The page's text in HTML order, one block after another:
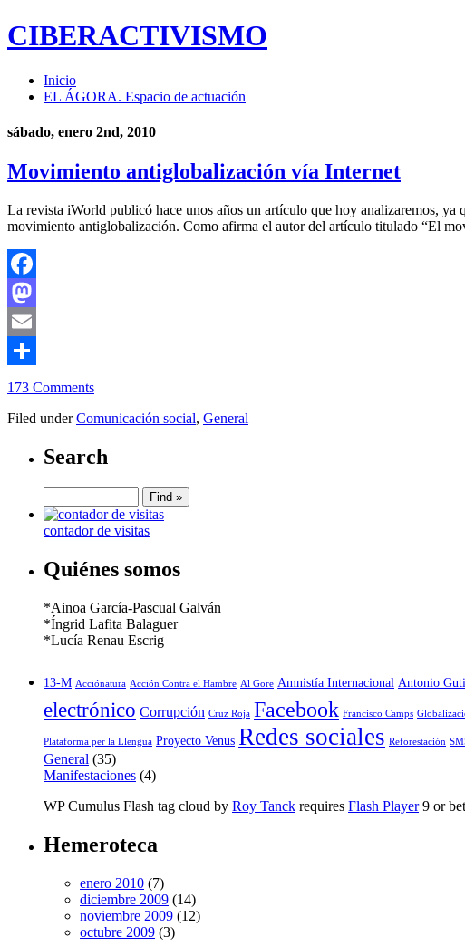
CIBERACTIVISMO
Inicio
EL ÁGORA. Espacio de actuación
sábado, enero 2nd, 2010
Movimiento antiglobalización vía Internet
La revista iWorld publicó hace unos años un artículo que hoy analizaremos, ya
movimiento antiglobalización. Como afirma el autor del artículo titulado “El
Facebook
Mastodon
Email
Compartir
173 Comments
Filed underComunicación social, General
Search
contador de visitas
Quiénes somos
*Ainoa García-Pascual Galván
*Íngrid Lafita Balaguer
*Lucía Renau Escrig
13-M Acciónatura Acción Contra el Hambre Al Gore Amnistía Internacional Antonio
electrónico Corrupción Cruz Roja Facebook Francisco Camps
Plataforma per la Llengua Proyecto Venus Redes sociales Reforestación
General (35)
Manifestaciones (4)
WP Cumulus Flash tag cloud by Roy Tanck requires Flash Player9 or
Hemeroteca
enero 2010 (7)
diciembre 2009 (14)
noviembre 2009 (12)
octubre 2009 (3)